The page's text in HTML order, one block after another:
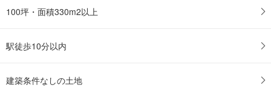
100坪・面積330m2以上
駅徒歩10分以内
建築条件なしの土地